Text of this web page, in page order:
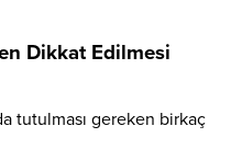
Dikkat Edilmesi
tutulması gereken birkaç